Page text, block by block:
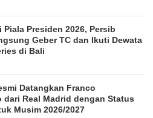
Piala Presiden 2026, Persib
Geber TC dan Ikuti Dewata
di Bali
Datangkan Franco
dari Real Madrid dengan Status
Musim 2026/2027